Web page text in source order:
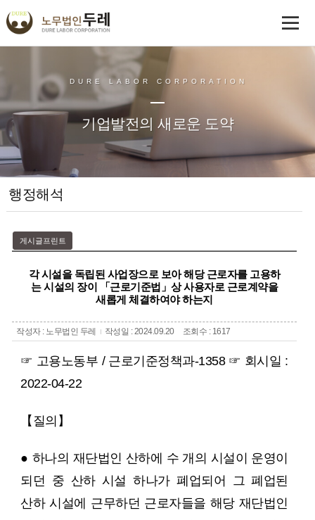
DURE LABOR CORPORATION
기업발전의 새로운 도약
행정해석
게시글프린트
각 시설을 독립된 사업장으로 보아 해당 근로자를 고용하
는 시설의 장이 「근로기준법」상 사용자로 근로계약을
새롭게 체결하여야 하는지
작성자 : 노무법인 두레 작성일 : 2024.09.20 조회수 : 1617
☞ 고용노동부 / 근로기준정책과-1358 ☞ 회시일 :
2022-04-22
【질의】
● 하나의 재단법인 산하에 수 개의 시설이 운영이
되던 중 산하 시설 하나가 폐업되어 그 폐업된
산하 시설에 근무하던 근로자들을 해당 재단법인